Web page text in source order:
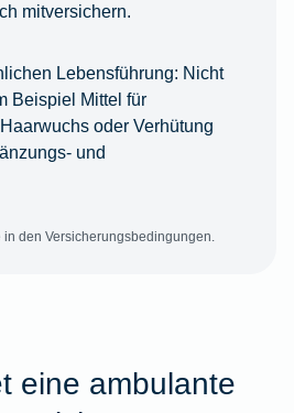
mitversichern.
Lebensführung: Nicht
Beispiel Mittel für
oder Verhütung
und
den Versicherungsbedingungen.
eine ambulante